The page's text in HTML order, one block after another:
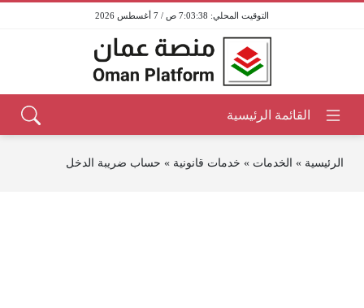
7:03:38 ص / 7 أغسطس 2026
الرئيسية » الخدمات » خدمات قانونية » حساب ضريبة الدخل